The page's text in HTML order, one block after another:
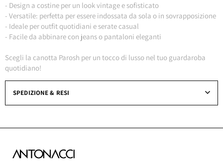
- Design a costine per un look vintage e sofisticato
- Versatile: perfetta per essere indossata da sola o in sovrapposizione
- Ideale per outfit quotidiani e serate casual
- Facile da abbinare con jeans o pantaloni eleganti
Scegli la canotta Parosh per un tocco di lusso nel tuo guardaroba
quotidiano!
SPEDIZIONE & RESI